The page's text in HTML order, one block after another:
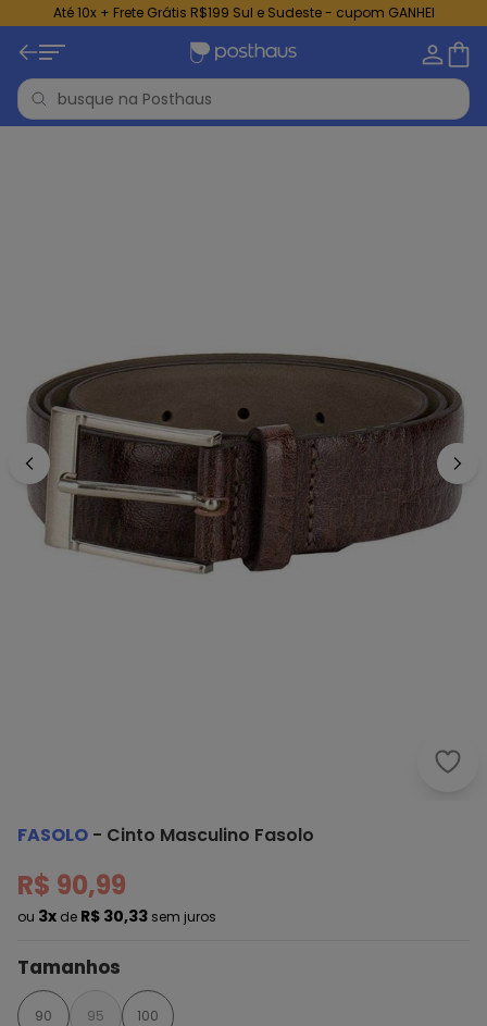
Até 10x + Frete Grátis R$199 Sul e Sudeste - cupom GANHEI
FASOLO - Cinto Masculino Fasolo
R$ 90,99
ou 3x de R$ 30,33 sem juros
Tamanhos
90 95 100